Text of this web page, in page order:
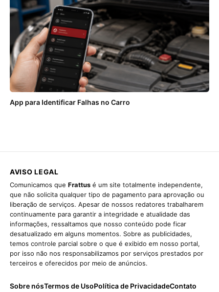
App para Identificar Falhas no Carro
AVISO LEGAL
Comunicamos que Frattus é um site totalmente independente,
que não solicita qualquer tipo de pagamento para aprovação ou
liberação de serviços. Apesar de nossos redatores trabalharem
continuamente para garantir a integridade e atualidade das
informações, ressaltamos que nosso conteúdo pode ficar
desatualizado em alguns momentos. Sobre as publicidades,
temos controle parcial sobre o que é exibido em nosso portal,
por isso não nos responsabilizamos por serviços prestados por
terceiros e oferecidos por meio de anúncios.
Sobre nósTermos de UsoPolítica de PrivacidadeContato